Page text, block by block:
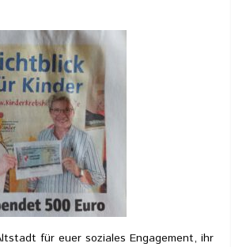
für euer soziales Engagement, ihr